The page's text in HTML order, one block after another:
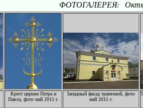
ФОТОГАЛЕРЕЯ:
Крест церкви Петра и
Павла, фото май 2015 г.
Западный фасад трапезной, фото
май 2015 г.